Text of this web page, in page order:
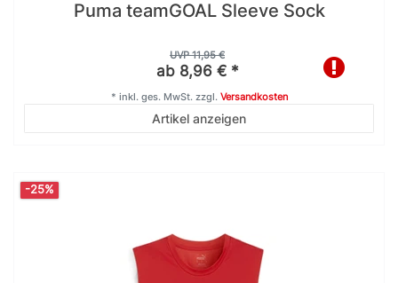
Puma teamGOAL Sleeve Sock
UVP 11,95 €
ab 8,96 € *
Artikel anzeigen
* inkl. ges. MwSt.zzgl. Versandkosten
-25%